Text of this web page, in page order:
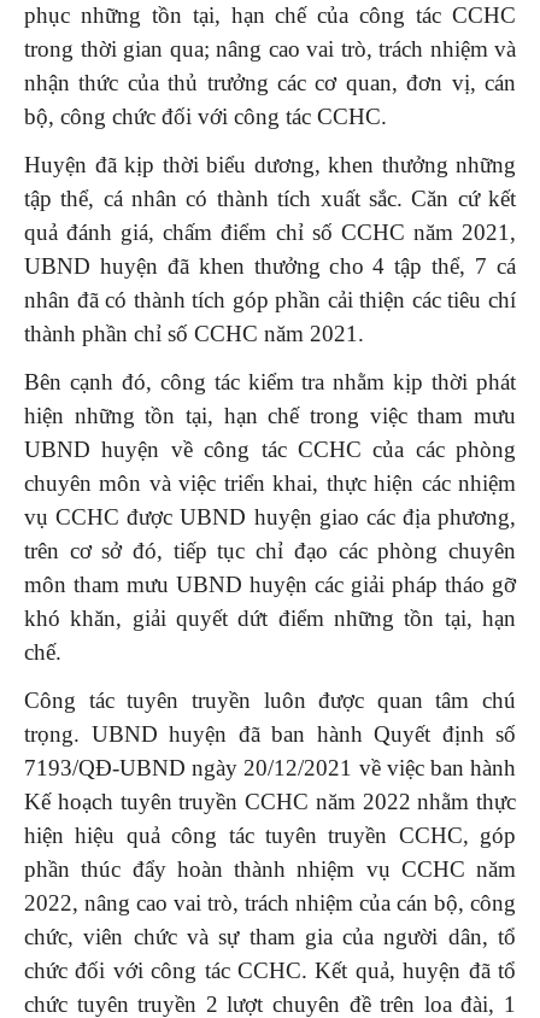
phục những tồn tại, hạn chế của công tác CCHC
trong thời gian qua; nâng cao vai trò, trách nhiệm và
nhận thức của thủ trưởng các cơ quan, đơn vị, cán
bộ, công chức đối với công tác CCHC.
Huyện đã kịp thời biểu dương, khen thưởng những
tập thể, cá nhân có thành tích xuất sắc. Căn cứ kết
quả đánh giá, chấm điểm chỉ số CCHC năm 2021,
UBND huyện đã khen thưởng cho 4 tập thể, 7 cá
nhân đã có thành tích góp phần cải thiện các tiêu chí
thành phần chỉ số CCHC năm 2021.
Bên cạnh đó, công tác kiểm tra nhằm kịp thời phát
hiện những tồn tại, hạn chế trong việc tham mưu
UBND huyện về công tác CCHC của các phòng
chuyên môn và việc triển khai, thực hiện các nhiệm
vụ CCHC được UBND huyện giao các địa phương,
trên cơ sở đó, tiếp tục chỉ đạo các phòng chuyên
môn tham mưu UBND huyện các giải pháp tháo gỡ
khó khăn, giải quyết dứt điểm những tồn tại, hạn
chế.
Công tác tuyên truyền luôn được quan tâm chú
trọng. UBND huyện đã ban hành Quyết định số
7193/QĐ-UBND ngày 20/12/2021 về việc ban hành
Kế hoạch tuyên truyền CCHC năm 2022 nhằm thực
hiện hiệu quả công tác tuyên truyền CCHC, góp
phần thúc đẩy hoàn thành nhiệm vụ CCHC năm
2022, nâng cao vai trò, trách nhiệm của cán bộ, công
chức, viên chức và sự tham gia của người dân, tổ
chức đối với công tác CCHC. Kết quả, huyện đã tổ
chức tuyên truyền 2 lượt chuyên đề trên loa đài, 1